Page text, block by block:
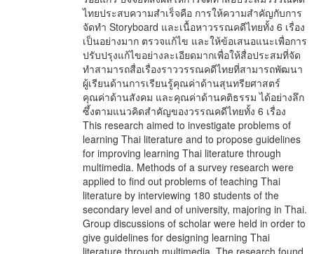
ไทยประสบความสำเร็จคือ การให้ความสำคัญกับการ
จัดทำ Storyboard และเนื้อหาวรรณคดีไทยทั้ง 6 เรื่อง
เป็นอย่างมาก ตรวจแก้ไข และให้ข้อเสนอแนะเพื่อการ
ปรับปรุงแก้ไขอย่างละเอียดมากเพื่อให้สื่อประสมที่จัด
ทำสามารถสื่อเรื่องราววรรณคดีไทยที่สามารถพัฒนา
ผู้เรียนด้านการเรียนรู้คุณค่าด้านสุนทรียศาสตร์
คุณค่าด้านสังคม และคุณค่าด้านคติธรรม ได้อย่างลึก
ซึ้งตามแนวคิดสำคัญของวรรณคดีไทยทั้ง 6 เรื่อง
This research aimed to investigate problems of
learning Thai literature and to propose guidelines
for improving learning Thai literature through
multimedia. Methods of a survey research were
applied to find out problems of teaching Thai
literature by interviewing 180 students of the
secondary level and of university, majoring in Thai.
Group discussions of scholar were held in order to
give guidelines for designing learning Thai
literature through multimedia. The research found